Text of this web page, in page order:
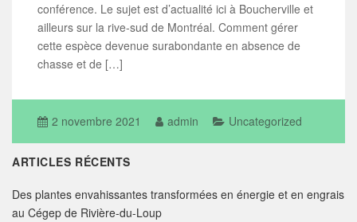
conférence. Le sujet est d’actualité ici à Boucherville et
ailleurs sur la rive-sud de Montréal. Comment gérer
cette espèce devenue surabondante en absence de
chasse et de […]
2 novembre 2021 admin Uncategorized
ARTICLES RÉCENTS
Des plantes envahissantes transformées en énergie et en engrais
au Cégep de Rivière-du-Loup